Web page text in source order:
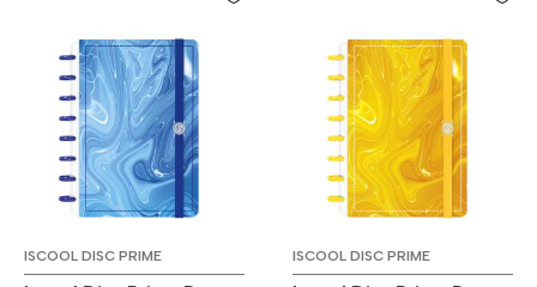
ISCOOL DISC PRIME ISCOOL DISC PRIME